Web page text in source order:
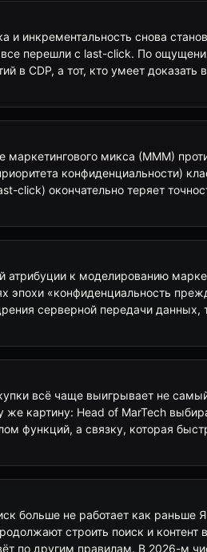
и инкрементальность снова
перешли с last-click. По
в CDP, а тот, кто умеет доказать
маркетингового микса (MMM)
конфиденциальности)
click) окончательно теряет
атрибуции к моделированию
эпохи «конфиденциальность
серверной передачи данных,
всё чаще выигрывает не
же картину: Head of MarTech
функций, а связку, которая
больше не работает как раньше
строить поиск и контент
по другим правилам. В 2026-м